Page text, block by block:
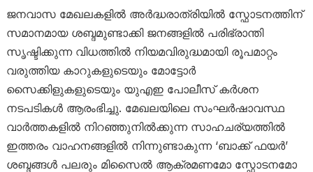
ജനവാസ മേഖലകളിൽ അർദ്ധരാത്രിയിൽ സ്ഫോടനത്തിന്
സമാനമായ ശബ്ദമുണ്ടാക്കി ജനങ്ങളിൽ പരിഭ്രാന്തി
സൃഷ്ടിക്കുന്ന വിധത്തിൽ നിയമവിരുദ്ധമായി രൂപമാറ്റം
വരുത്തിയ കാറുകളുടെയും മോട്ടോർ
സൈക്കിളുകളുടെയും യുഎഇ പോലീസ് കർശന
നടപടികൾ ആരംഭിച്ചു. മേഖലയിലെ സംഘർഷാവസ്ഥ
വാർത്തകളിൽ നിറഞ്ഞുനിൽക്കുന്ന സാഹചര്യത്തിൽ
ഇത്തരം വാഹനങ്ങളിൽ നിന്നുണ്ടാകുന്ന ‘ബാക്ക് ഫയർ’
ശബ്ദങ്ങൾ പലരും മിസൈൽ ആക്രമണമോ സ്ഫോടനമോ